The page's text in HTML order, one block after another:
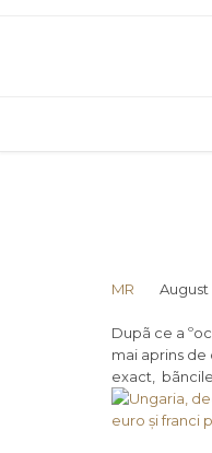
MR August
Dupã ce a
mai aprins de
exact,